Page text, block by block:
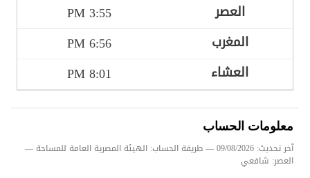
3:55 PM
6:56 PM
8:01 PM
معلومات الحساب
آخر تحديث: 09/08/2026
— طريقة الحساب: الهيئة المصرية العامة للمساحة —
العصر: شافعي